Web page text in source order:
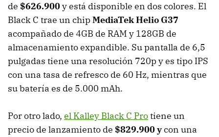
de $626.900y está disponible en dos colores. El
Black C trae un chipMediaTek Helio G37
acompañado de 4GB de RAM y 128GB de
almacenamiento expandible. Su pantalla de 6,5
pulgadas tiene una resolución 720p y es tipo IPS
con una tasa de refresco de 60 Hz, mientras que
su batería es de 5.000 mAh.
Por otro lado, el Kalley Black C Protiene un
precio de lanzamiento de $829.900 ycon una